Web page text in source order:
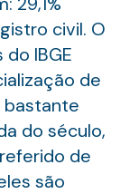
civil. O
IBGE
de
bastante
do século,
de
são